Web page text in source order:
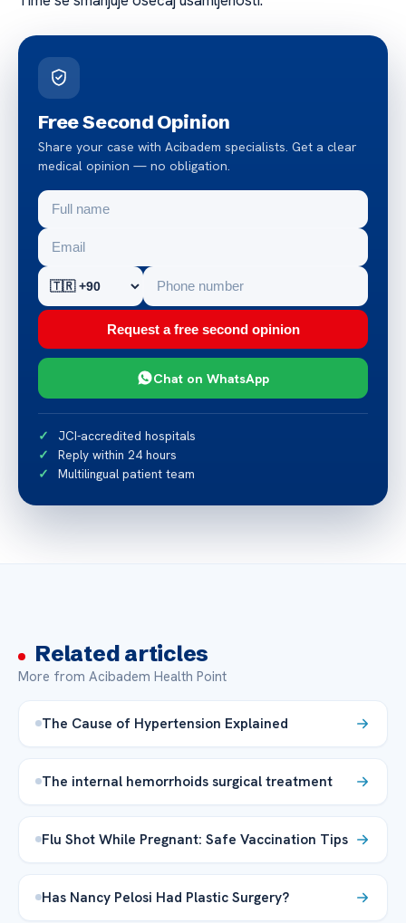
Free Second Opinion
Share your case with Acibadem specialists. Get a clear
medical opinion — no obligation.
Request a free second opinion
Chat on WhatsApp
JCI-accredited hospitals
Reply within 24 hours
Multilingual patient team
Related articles
More from Acibadem Health Point
The Cause of Hypertension Explained
The internal hemorrhoids surgical treatment
Flu Shot While Pregnant: Safe Vaccination Tips
Has Nancy Pelosi Had Plastic Surgery?